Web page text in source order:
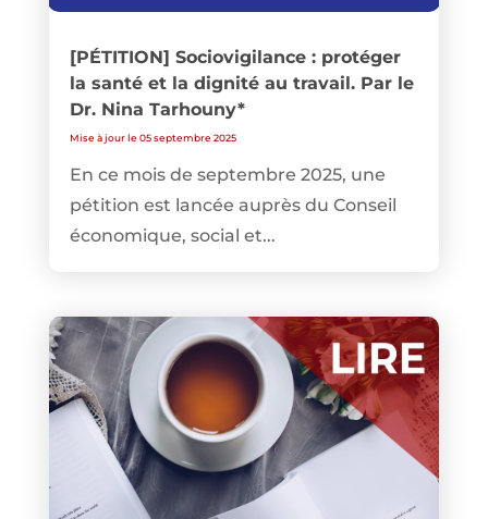
[PÉTITION] Sociovigilance : protéger
la santé et la dignité au travail. Par le
Dr. Nina Tarhouny*
Mise à jour le 05 septembre 2025
En ce mois de septembre 2025, une
pétition est lancée auprès du Conseil
économique, social et...